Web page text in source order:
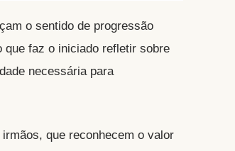
o sentido de progressão
faz o iniciado refletir sobre
necessária para
que reconhecem o valor